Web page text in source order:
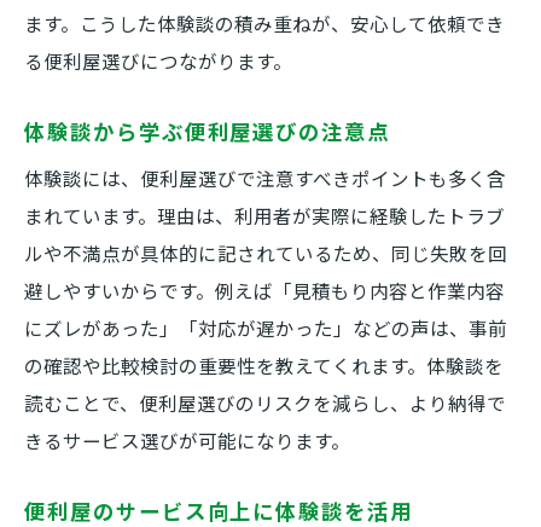
ます。こうした体験談の積み重ねが、安心して依頼でき
る便利屋選びにつながります。
体験談から学ぶ便利屋選びの注意点
体験談には、便利屋選びで注意すべきポイントも多く含
まれています。理由は、利用者が実際に経験したトラブ
ルや不満点が具体的に記されているため、同じ失敗を回
避しやすいからです。例えば「見積もり内容と作業内容
にズレがあった」「対応が遅かった」などの声は、事前
の確認や比較検討の重要性を教えてくれます。体験談を
読むことで、便利屋選びのリスクを減らし、より納得で
きるサービス選びが可能になります。
便利屋のサービス向上に体験談を活用